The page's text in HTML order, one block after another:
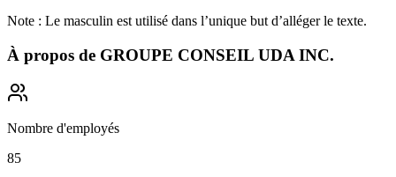
Note : Le masculin est utilisé dans l’unique but d’alléger le texte.
À propos de GROUPE CONSEIL UDA INC.
Nombre d'employés
85